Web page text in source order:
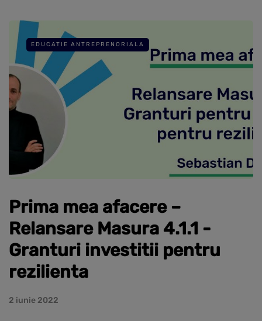
EDUCATIE ANTREPRENORIALA
Prima mea afacere –
Relansare Masura 4.1.1 -
Granturi investitii pentru
rezilienta
2 iunie 2022